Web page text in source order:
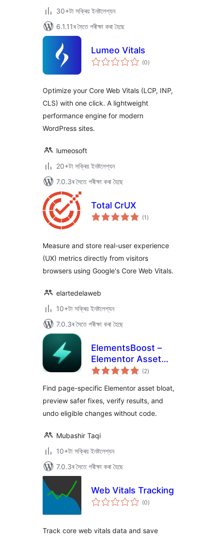
30+টা সক্ৰিয় ইনষ্টলেশ্যন
6.1.11ৰ সৈতে পৰীক্ষা কৰা হৈছে
Lumeo Vitals
(0টা
মুঠ)
Optimize your Core Web Vitals (LCP, INP,
CLS) with one click. A lightweight
performance engine for modern
WordPress sites.
lumeosoft
20+টা সক্ৰিয় ইনষ্টলেশ্যন
7.0.3ৰ সৈতে পৰীক্ষা কৰা হৈছে
Total CrUX
(1 টা
মুঠ)
Measure and store real-user experience
(UX) metrics directly from visitors
browsers using Google's Core Web Vitals.
elartedelaweb
10+টা সক্ৰিয় ইনষ্টলেশ্যন
7.0.3ৰ সৈতে পৰীক্ষা কৰা হৈছে
ElementsBoost –
Elementor Asset
Cleanup & Page
(2টা
মুঠ)
Find page-specific Elementor asset bloat,
preview safer fixes, verify results, and
undo eligible changes without code.
Mubashir Taqi
10+টা সক্ৰিয় ইনষ্টলেশ্যন
7.0.3ৰ সৈতে পৰীক্ষা কৰা হৈছে
Web Vitals Tracking
(0টা
মুঠ)
Track core web vitals data and save